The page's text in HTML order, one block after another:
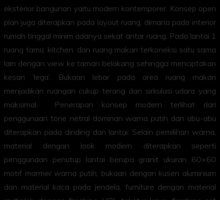
eksterior bangunan yaitu modern kontemporer. Konsep open
plan juga diterapkan pada layout ruang, dimana pada interior
rumah tinggal minim adanya sekat antar ruang. Pada lantai 1
ruang tamu, kitchen, dan ruang makan terkoneksi satu sama
lain dengan view ke taman belakang sehingga menciptakan
kesan ‘lega’. Bukaan lebar pada area ruang makan
menjadikan ruangan cukup terang dan sirkulasi udara yang
maksimal. Penerapan konsep modern terlihat dari
penggunaan tone netral dominan warna putih dan abu-abu
diterapkan pada dinding dan lantai. Selain pemilihan warna,
material dengan look modern diterapkan seperti
penggunaan penutup lantai berupa granit ukuran 60×60
motif marmer warna putih, bukaan dengan kusen aluminium
dan material kaca pada jendela, furniture dengan material